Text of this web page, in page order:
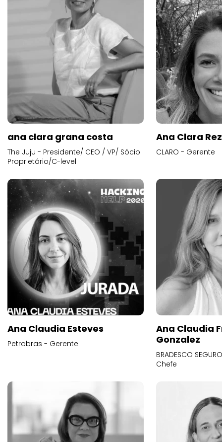
ana clara grana costa
The Juju - Presidente/ CEO / VP/ Sócio
Proprietário/C-level
Ana Clara
CLARO - Gerente
Ana Claudia Esteves
Petrobras - Gerente
Ana Claudia
Gonzalez
BRADESCO
Chefe